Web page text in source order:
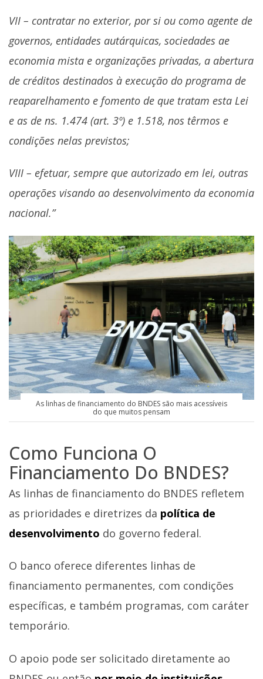
VII – contratar no exterior, por si ou como agente de
governos, entidades autárquicas, sociedades ae
economia mista e organizações privadas, a abertura
de créditos destinados à execução do programa de
reaparelhamento e fomento de que tratam esta Lei
e as de ns. 1.474 (art. 3º) e 1.518, nos têrmos e
condições nelas previstos;
VIII – efetuar, sempre que autorizado em lei, outras
operações visando ao desenvolvimento da economia
nacional.”
As linhas de financiamento do BNDES são mais acessíveis
do que muitos pensam
Como Funciona O
Financiamento Do BNDES?
As linhas de financiamento do BNDES refletem
as prioridades e diretrizes da política de
desenvolvimento do governo federal.
O banco oferece diferentes linhas de
financiamento permanentes, com condições
específicas, e também programas, com caráter
temporário.
O apoio pode ser solicitado diretamente ao